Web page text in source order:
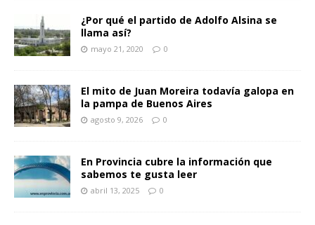
¿Por qué el partido de Adolfo Alsina se
llama así?
mayo 21, 2020 0
El mito de Juan Moreira todavía galopa en
la pampa de Buenos Aires
agosto 9, 2026 0
En Provincia cubre la información que
sabemos te gusta leer
abril 13, 2025 0